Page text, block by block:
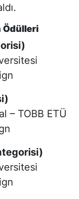
Ödülleri
– TOBB ETÜ